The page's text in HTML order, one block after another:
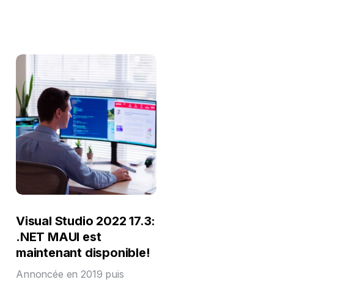
Visual Studio 2022 17.3:
.NET MAUI est
maintenant disponible!
Annoncée en 2019 puis